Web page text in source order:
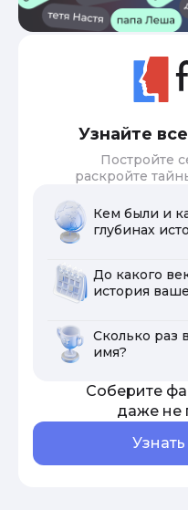
Узнайте
Постройте
раскройте
Кем были и
глубинах
До какого
история
Сколько раз
имя?
Соберите
даже не